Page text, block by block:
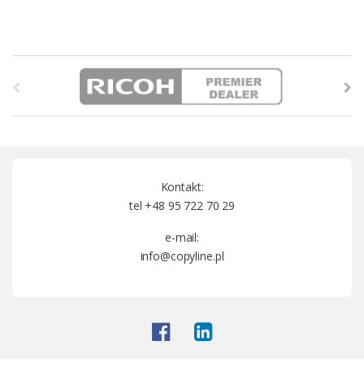
Kontakt:
tel +48 95 722 70 29
e-mail:
info@copyline.pl